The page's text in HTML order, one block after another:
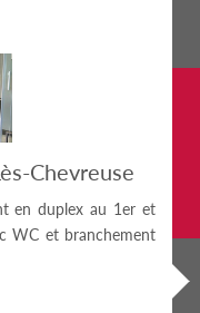
Chevreuse
en duplex au 1er et
WC et branchement